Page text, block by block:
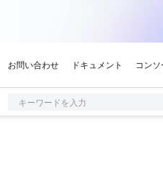
キーワードを入力